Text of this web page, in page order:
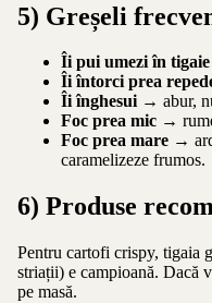
5) Greșeli
Îi pui umezi în tigaie
Îi întorci prea
Îi înghesui→ abur,
Foc prea mic →
Foc prea mare →
caramelizeze frumos.
6) Produse
Pentru cartofi crispy, tigaia
striații) e campioană. Dacă
pe masă.